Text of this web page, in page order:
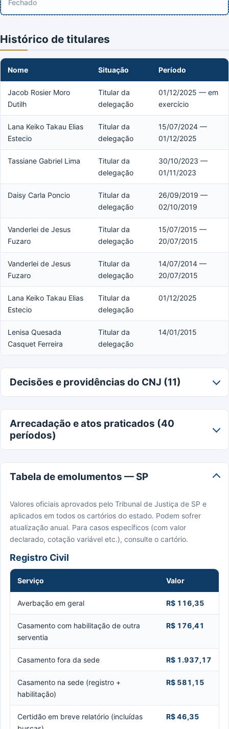
Fechado
Histórico de titulares
Nome Situação Período
Jacob Rosier Moro
Dutilh
Titular da
delegação
01/12/2025 — em
exercício
Lana Keiko Takau Elias
Estecio
Titular da
delegação
15/07/2024 —
01/12/2025
Tassiane Gabriel Lima
Titular da
delegação
30/10/2023 —
01/11/2023
Daisy Carla Poncio
Titular da
delegação
26/09/2019 —
02/10/2019
Vanderlei de Jesus
Fuzaro
Titular da
delegação
15/07/2015 —
20/07/2015
Vanderlei de Jesus
Fuzaro
Titular da
delegação
14/07/2014 —
20/07/2015
Lana Keiko Takau Elias
Estecio
Titular da
delegação
01/12/2025
Lenisa Quesada
Casquet Ferreira
Titular da
delegação
14/01/2015
Decisões e providências do CNJ (11)
Arrecadação e atos praticados (40
períodos)
Tabela de emolumentos — SP
Valores oficiais aprovados pelo Tribunal de Justiça de SP e
aplicados em todos os cartórios do estado. Podem sofrer
atualização anual. Para casos específicos (com valor
declarado, cotação variável etc.), consulte o cartório.
Registro Civil
Serviço Valor
Averbação em geral R$ 116,35
Casamento com habilitação de outra
serventia
R$ 176,41
Casamento fora da sede R$ 1.937,17
Casamento na sede (registro +
habilitação)
R$ 581,15
Certidão em breve relatório (incluídas
R$ 46,35